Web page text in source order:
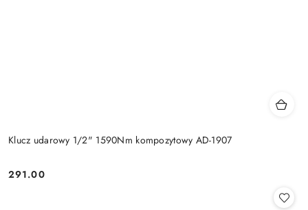
Klucz udarowy 1/2" 1590Nm kompozytowy AD-1907
Cena:
291.00